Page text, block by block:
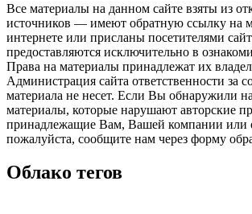
Все материалы на данном сайте взяты из
источников — имеют обратную ссылку на
интернете или присланы посетителями
предоставляются исключительно в
Права на материалы принадлежат их
Администрация сайта ответственности за
материала не несет. Если Вы обнаружили
материалы, которые нарушают авторские
принадлежащие Вам, Вашей компании или
пожалуйста, сообщите нам через форму
Облако тегов